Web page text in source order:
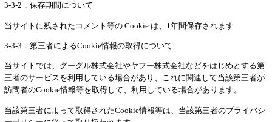
3-3-2．保存期間について
当サイトに残されたコメント等の Cookie は、1年間保存されます
3-3-3．第三者によるCookie情報の取得について
当サイトでは、グーグル株式会社やヤフー株式会社などをはじめとする第
三者のサービスを利用している場合があり、これに関連して当該第三者が
訪問者のCookie情報等を取得して、利用している場合があります。
当該第三者によって取得されたCookie情報等は、当該第三者のプライバシ